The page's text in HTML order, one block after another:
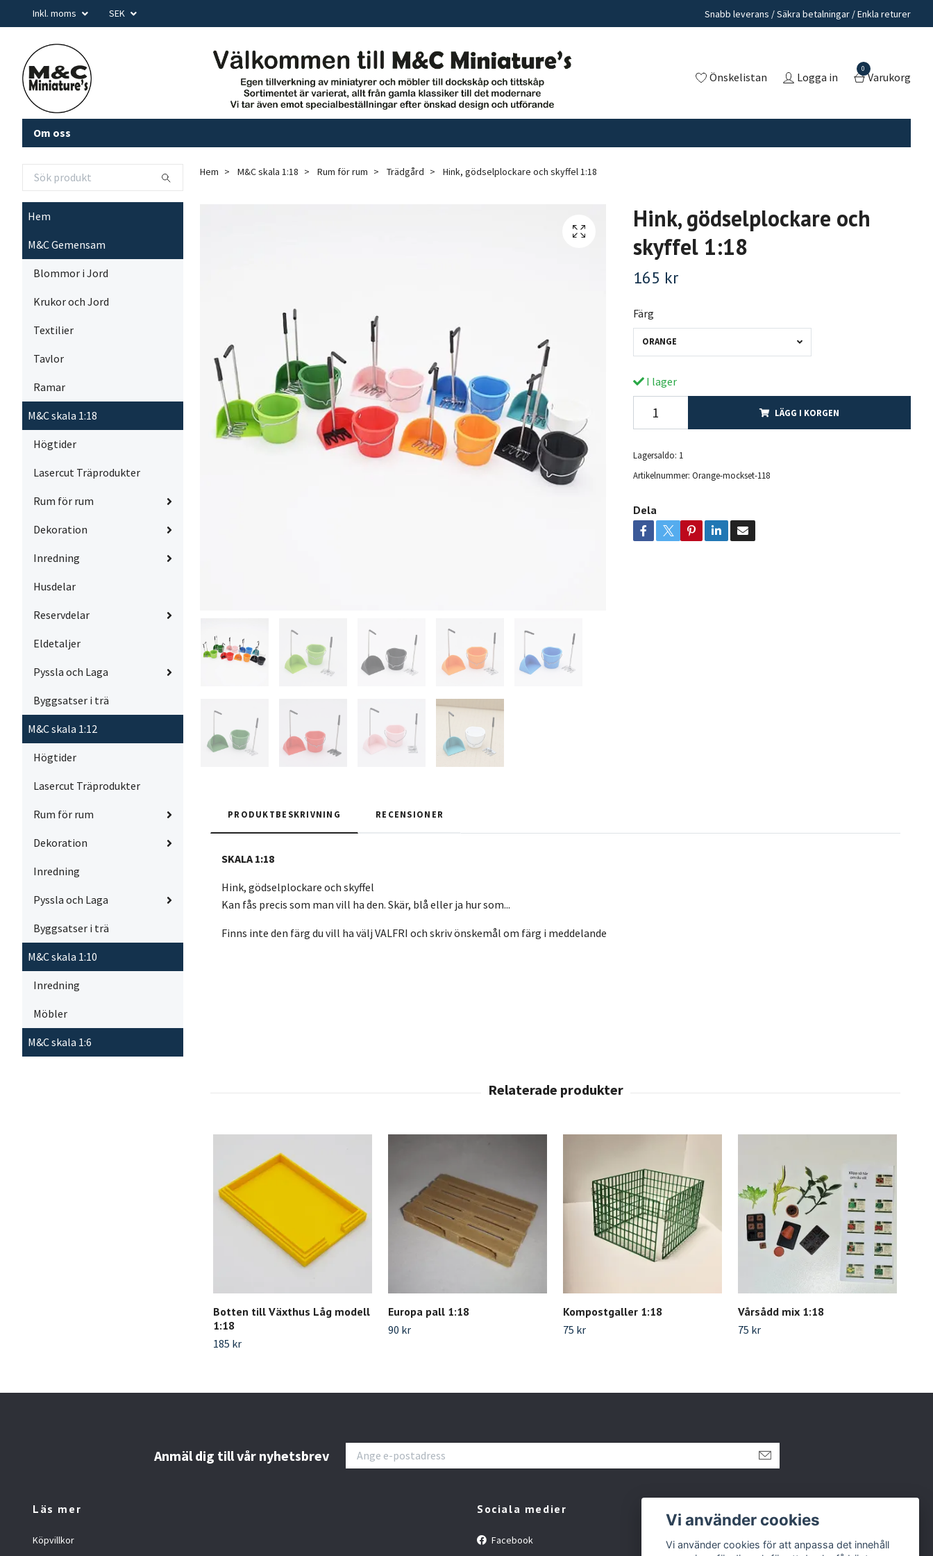
Inkl. moms SEK Snabb leverans / Säkra betalningar / Enkla returer
Önskelistan Logga in
0
Varukorg
Om oss
Hem
M&C Gemensam
Blommor i Jord
Krukor och Jord
Textilier
Tavlor
Ramar
M&C skala 1:18
Högtider
Lasercut Träprodukter
Rum för rum
Dekoration
Inredning
Husdelar
Reservdelar
Eldetaljer
Pyssla och Laga
Byggsatser i trä
M&C skala 1:12
Högtider
Lasercut Träprodukter
Rum för rum
Dekoration
Inredning
Pyssla och Laga
Byggsatser i trä
M&C skala 1:10
Inredning
Möbler
M&C skala 1:6
Hem M&C skala 1:18 Rum för rum Trädgård Hink, gödselplockare och skyffel 1:18
Hink, gödselplockare och
skyffel 1:18
165 kr
Färg
ORANGE
I lager
LÄGG I KORGEN
Lagersaldo: 1
Artikelnummer: Orange-mockset-118
Dela
PRODUKTBESKRIVNING RECENSIONER
SKALA 1:18
Hink, gödselplockare och skyffel
Kan fås precis som man vill ha den. Skär, blå eller ja hur som...
Finns inte den färg du vill ha välj VALFRI och skriv önskemål om färg i meddelande
Botten till Växthus Låg modell
1:18
185 kr
Europa pall 1:18
90 kr
Kompostgaller 1:18
75 kr
Vårsådd mix 1:18
75 kr
Anmäl dig till vår nyhetsbrev
Läs mer
Köpvillkor
Sociala medier
Facebook
Vi använder cookies
Vi använder cookies för att anpassa det innehåll